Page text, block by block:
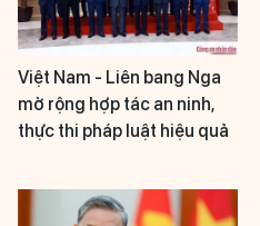
Việt Nam - Liên bang Nga
mở rộng hợp tác an ninh,
thực thi pháp luật hiệu quả